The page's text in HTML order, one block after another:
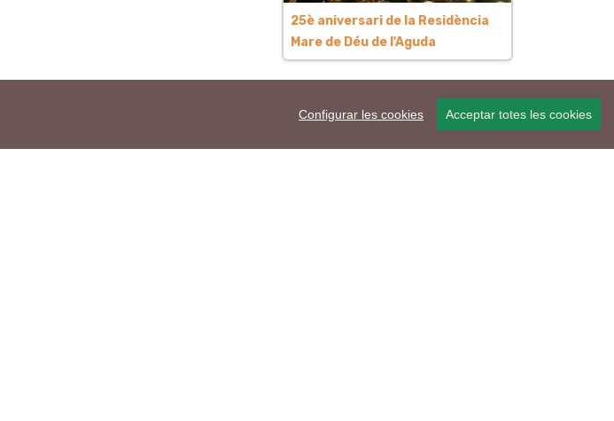
Configurar les cookies Acceptar totes les cookies
25è aniversari de la Residència
Mare de Déu de l'Aguda